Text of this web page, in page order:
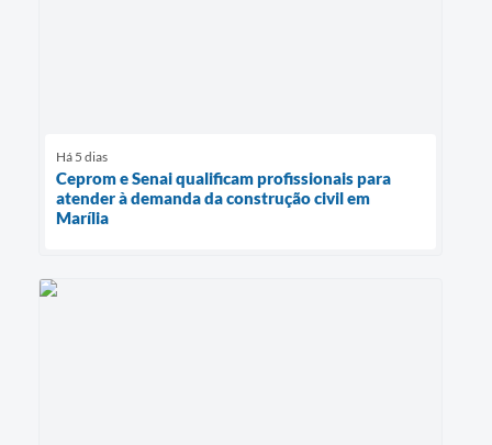
Há 5 dias
Ceprom e Senai qualificam profissionais para
atender à demanda da construção civil em
Marília